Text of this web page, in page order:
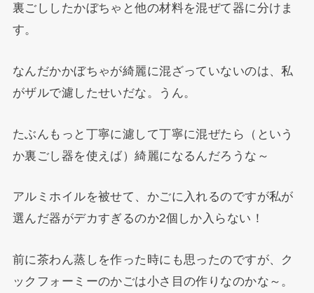
裏ごししたかぼちゃと他の材料を混ぜて器に分けま
す。
なんだかかぼちゃが綺麗に混ざっていないのは、私
がザルで濾したせいだな。うん。
たぶんもっと丁寧に濾して丁寧に混ぜたら（という
か裏ごし器を使えば）綺麗になるんだろうな～
アルミホイルを被せて、かごに入れるのですが私が
選んだ器がデカすぎるのか2個しか入らない！
前に茶わん蒸しを作った時にも思ったのですが、ク
ックフォーミーのかごは小さ目の作りなのかな～。